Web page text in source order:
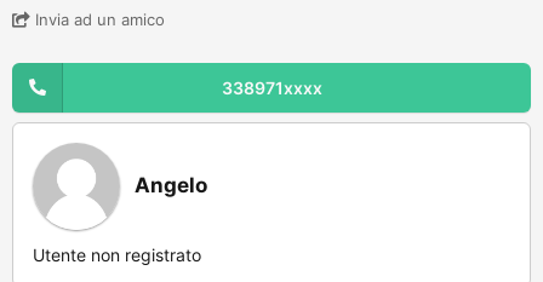
Invia ad un amico
338971xxxx
Angelo
Utente non registrato